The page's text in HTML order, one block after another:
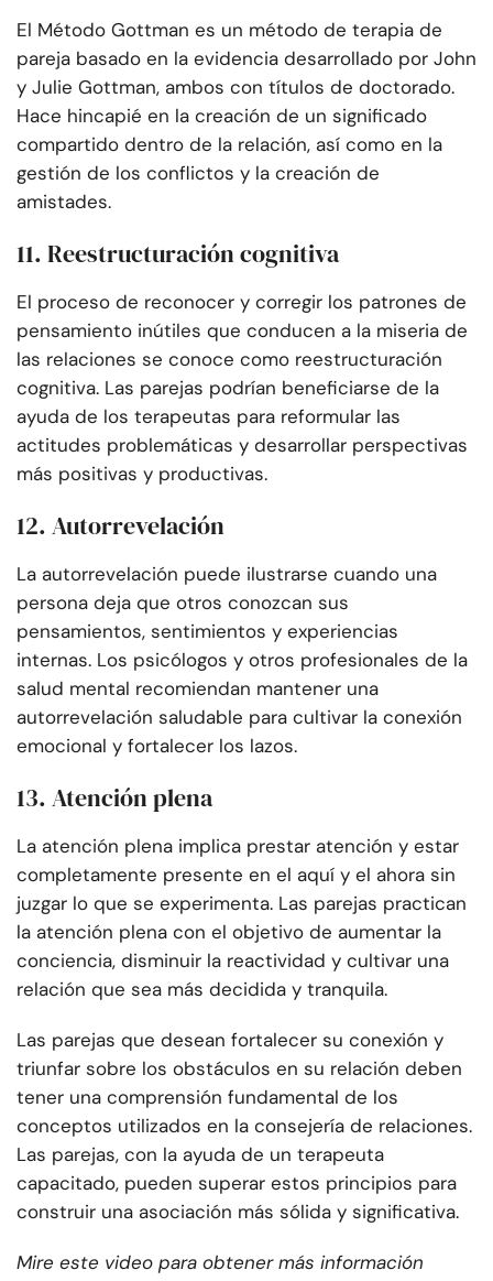
El Método Gottman es un método de terapia de
pareja basado en la evidencia desarrollado por John
y Julie Gottman, ambos con títulos de doctorado.
Hace hincapié en la creación de un significado
compartido dentro de la relación, así como en la
gestión de los conflictos y la creación de
amistades.
11. Reestructuración cognitiva
El proceso de reconocer y corregir los patrones de
pensamiento inútiles que conducen a la miseria de
las relaciones se conoce como reestructuración
cognitiva. Las parejas podrían beneficiarse de la
ayuda de los terapeutas para reformular las
actitudes problemáticas y desarrollar perspectivas
más positivas y productivas.
12. Autorrevelación
La autorrevelación puede ilustrarse cuando una
persona deja que otros conozcan sus
pensamientos, sentimientos y experiencias
internas. Los psicólogos y otros profesionales de la
salud mental recomiendan mantener una
autorrevelación saludable para cultivar la conexión
emocional y fortalecer los lazos.
13. Atención plena
La atención plena implica prestar atención y estar
completamente presente en el aquí y el ahora sin
juzgar lo que se experimenta. Las parejas practican
la atención plena con el objetivo de aumentar la
conciencia, disminuir la reactividad y cultivar una
relación que sea más decidida y tranquila.
Las parejas que desean fortalecer su conexión y
triunfar sobre los obstáculos en su relación deben
tener una comprensión fundamental de los
conceptos utilizados en la consejería de relaciones.
Las parejas, con la ayuda de un terapeuta
capacitado, pueden superar estos principios para
construir una asociación más sólida y significativa.
Mire este video para obtener más información